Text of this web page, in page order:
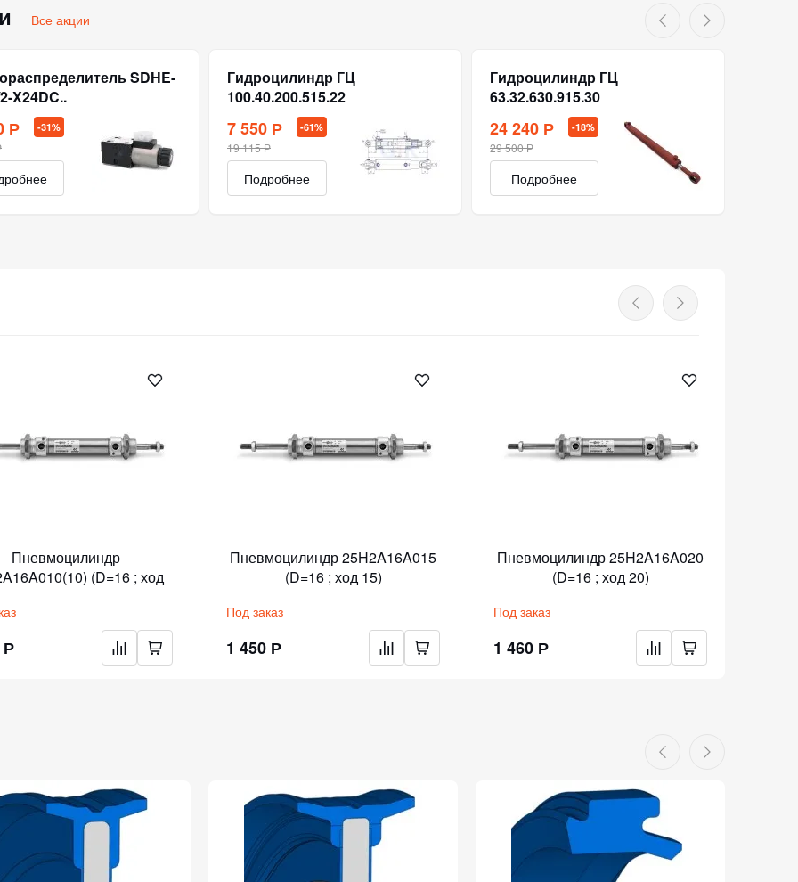
Все акции
SDHE-
X24DC..
Р -31%
Гидроцилиндр ГЦ
100.40.200.515.22
7 550 Р
19 115 Р
-61%
Подробнее
Гидроцилиндр ГЦ
63.32.630.915.30
24 240 Р
29 500 Р
-18%
Подробнее
Пневмоцилиндр
(D=16 ; ход
10)
Р
Пневмоцилиндр 25H2A16A015
(D=16 ; ход 15)
Под заказ
1 450 Р
Пневмоцилиндр 25H2A16A020
(D=16 ; ход 20)
Под заказ
1 460 Р